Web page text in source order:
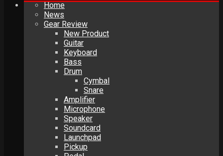
Home
News
Gear Review
New Product
Guitar
Keyboard
Bass
Drum
Cymbal
Snare
Amplifier
Microphone
Speaker
Soundcard
Launchpad
Pickup